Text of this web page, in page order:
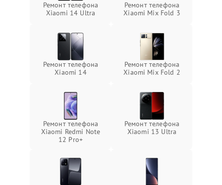
Ремонт телефона
Xiaomi 14 Ultra
Ремонт телефона
Xiaomi Mix Fold 3
Ремонт телефона
Xiaomi 14
Ремонт телефона
Xiaomi Mix Fold 2
Ремонт телефона
Xiaomi Redmi Note
12 Pro+
Ремонт телефона
Xiaomi 13 Ultra